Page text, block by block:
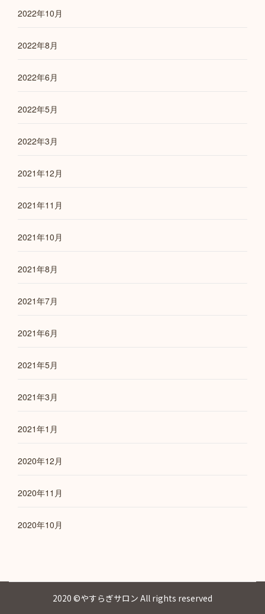
2022年10月
2022年8月
2022年6月
2022年5月
2022年3月
2021年12月
2021年11月
2021年10月
2021年8月
2021年7月
2021年6月
2021年5月
2021年3月
2021年1月
2020年12月
2020年11月
2020年10月
2020 ©やすらぎサロン All rights reserved